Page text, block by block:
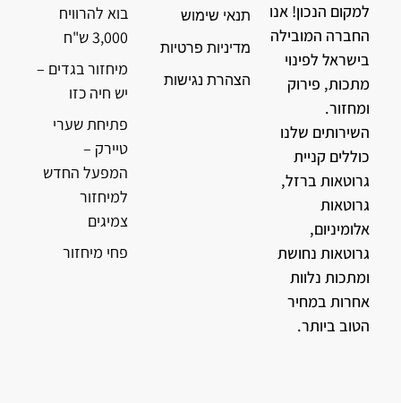
למקום הנכון! אנו
החברה המובילה
בישראל לפינוי
מתכות, פירוק
ומחזור.
השירותים שלנו
כוללים קניית
גרוטאות ברזל,
גרוטאות
אלומיניום,
גרוטאות נחושת
ומתכות נלוות
אחרות במחיר
הטוב ביותר.
תנאי שימוש
מדיניות פרטיות
הצהרת נגישות
בוא להרוויח
3,000 ש"ח
מיחזור בגדים –
יש חיה כזו
פתיחת שערי
טיירק –
המפעל החדש
למיחזור
צמיגים
פחי מיחזור